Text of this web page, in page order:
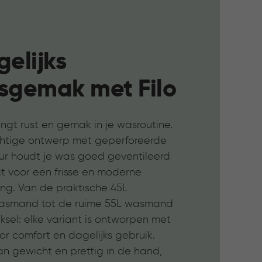
met Filo
rust en gemak in je wasroutine.
ontwerp met geperforeerde
houdt je was goed geventileerd
voor een frisse en moderne
Van de praktische 45L
tot de ruime 55L wasmand
elke variant is ontworpen met
comfort en dagelijks gebruik.
gewicht en prettig in de hand,